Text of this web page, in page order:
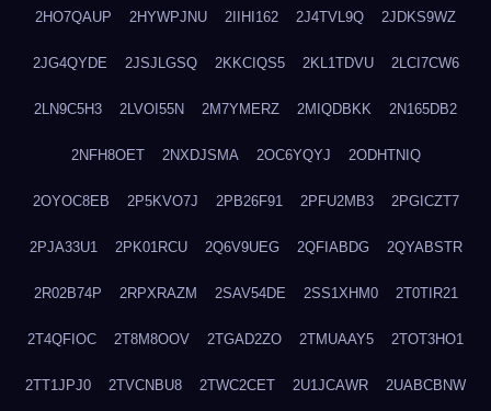
2HO7QAUP 2HYWPJNU 2IIHI162 2J4TVL9Q 2JDKS9WZ
2JG4QYDE 2JSJLGSQ 2KKCIQS5 2KL1TDVU 2LCI7CW6
2LN9C5H3 2LVOI55N 2M7YMERZ 2MIQDBKK 2N165DB2
2NFH8OET 2NXDJSMA 2OC6YQYJ 2ODHTNIQ
2OYOC8EB 2P5KVO7J 2PB26F91 2PFU2MB3 2PGICZT7
2PJA33U1 2PK01RCU 2Q6V9UEG 2QFIABDG 2QYABSTR
2R02B74P 2RPXRAZM 2SAV54DE 2SS1XHM0 2T0TIR21
2T4QFIOC 2T8M8OOV 2TGAD2ZO 2TMUAAY5 2TOT3HO1
2TT1JPJ0 2TVCNBU8 2TWC2CET 2U1JCAWR 2UABCBNW